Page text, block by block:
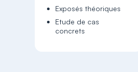
Exposés théoriques
Etude de cas
concrets